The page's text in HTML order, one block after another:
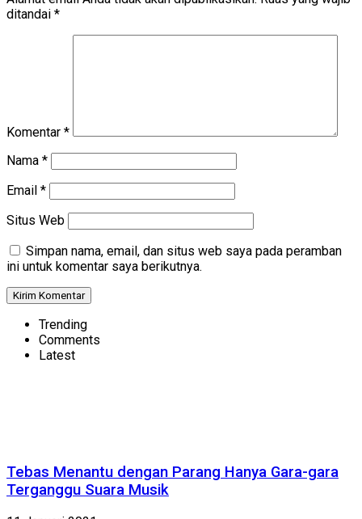
ditandai *
Komentar *
Nama *
Email *
Situs Web
Simpan nama, email, dan situs web saya pada peramban
ini untuk komentar saya berikutnya.
Trending
Comments
Latest
Tebas Menantu dengan Parang Hanya Gara-gara
Terganggu Suara Musik